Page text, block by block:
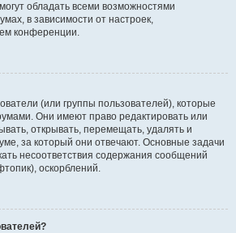
обладать всеми возможностями
в зависимости от настроек,
конференции.
(или группы пользователей), которые
Они имеют право редактировать или
открывать, перемещать, удалять и
за который они отвечают. Основные задачи
несоответствия содержания сообщений
оскорблений.